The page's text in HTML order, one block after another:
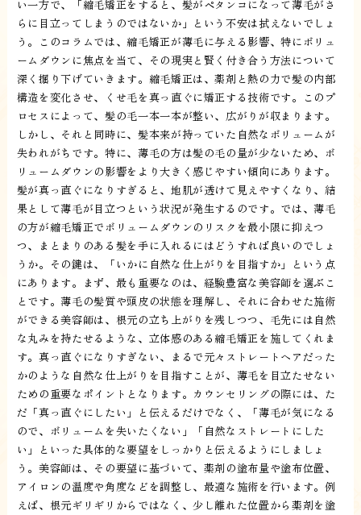
い一方で、「縮毛矯正をすると、髪がペタンコになって薄毛がさ
らに目立ってしまうのではないか」という不安は拭えないでしょ
う。このコラムでは、縮毛矯正が薄毛に与える影響、特にボリュ
ームダウンに焦点を当て、その現実と賢く付き合う方法について
深く掘り下げていきます。縮毛矯正は、薬剤と熱の力で髪の内部
構造を変化させ、くせ毛を真っ直ぐに矯正する技術です。このプ
ロセスによって、髪の毛一本一本が整い、広がりが収まります。
しかし、それと同時に、髪本来が持っていた自然なボリュームが
失われがちです。特に、薄毛の方は髪の毛の量が少ないため、ボ
リュームダウンの影響をより大きく感じやすい傾向にあります。
髪が真っ直ぐになりすぎると、地肌が透けて見えやすくなり、結
果として薄毛が目立つという状況が発生するのです。では、薄毛
の方が縮毛矯正でボリュームダウンのリスクを最小限に抑えつ
つ、まとまりのある髪を手に入れるにはどうすれば良いのでしょ
うか。その鍵は、「いかに自然な仕上がりを目指すか」という点
にあります。まず、最も重要なのは、経験豊富な美容師を選ぶこ
とです。薄毛の髪質や頭皮の状態を理解し、それに合わせた施術
ができる美容師は、根元の立ち上がりを残しつつ、毛先には自然
な丸みを持たせるような、立体感のある縮毛矯正を施してくれま
す。真っ直ぐになりすぎない、まるで元々ストレートヘアだった
かのような自然な仕上がりを目指すことが、薄毛を目立たせない
ための重要なポイントとなります。カウンセリングの際には、た
だ「真っ直ぐにしたい」と伝えるだけでなく、「薄毛が気になる
ので、ボリュームを失いたくない」「自然なストレートにした
い」といった具体的な要望をしっかりと伝えるようにしましょ
う。美容師は、その要望に基づいて、薬剤の塗布量や塗布位置、
アイロンの温度や角度などを調整し、最適な施術を行います。例
えば、根元ギリギリからではなく、少し離れた位置から薬剤を塗